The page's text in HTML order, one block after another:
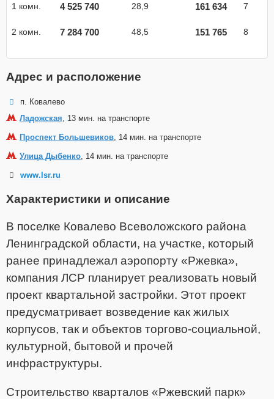
1 комн. 4 525 740 28,9 161 634 7
2 комн. 7 284 700 48,5 151 765 8
Адрес и расположение
п. Ковалево
Ладожская , 13 мин. на транспорте
Проспект Большевиков , 14 мин. на транспорте
Улица Дыбенко , 14 мин. на транспорте
www.lsr.ru
Характеристики и описание
В поселке Ковалево Всеволожского района
Ленинградской области, на участке, который
ранее принадлежал аэропорту «Ржевка»,
компания ЛСР планирует реализовать новый
проект квартальной застройки. Этот проект
предусматривает возведение как жилых
корпусов, так и объектов торгово-социальной,
культурной, бытовой и прочей
инфраструктуры.
Строительство кварталов «Ржевский парк»